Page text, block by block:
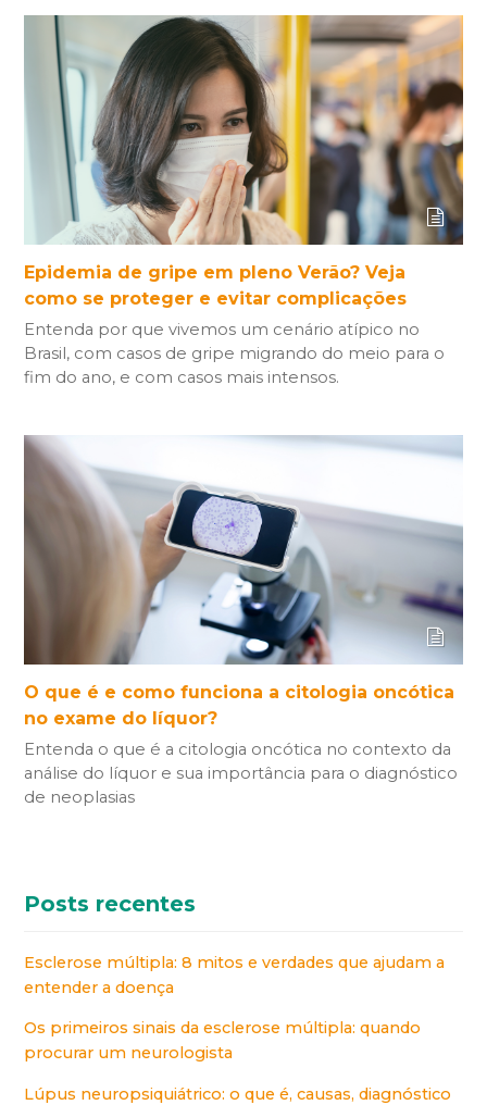
Epidemia de gripe em pleno Verão? Veja
como se proteger e evitar complicações
Entenda por que vivemos um cenário atípico no
Brasil, com casos de gripe migrando do meio para o
fim do ano, e com casos mais intensos.
O que é e como funciona a citologia oncótica
no exame do líquor?
Entenda o que é a citologia oncótica no contexto da
análise do líquor e sua importância para o diagnóstico
de neoplasias
Posts recentes
Esclerose múltipla: 8 mitos e verdades que ajudam a
entender a doença
Os primeiros sinais da esclerose múltipla: quando
procurar um neurologista
Lúpus neuropsiquiátrico: o que é, causas, diagnóstico